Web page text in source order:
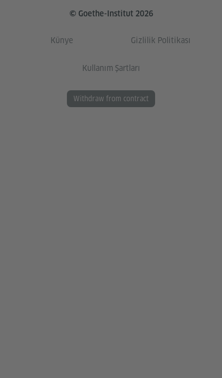
© Goethe-Institut 2026
Künye Gizlilik Politikası
Kullanım Şartları
Withdraw from contract